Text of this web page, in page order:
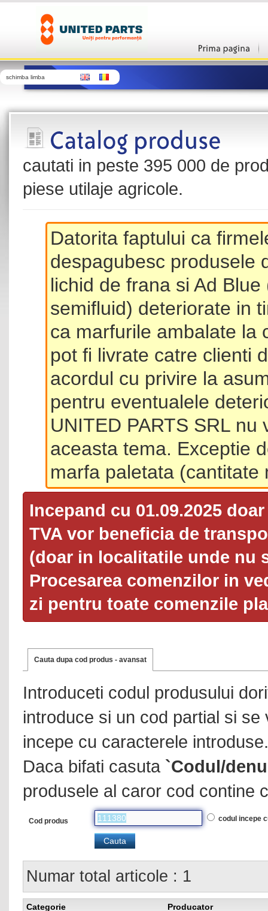
schimba limba
cautati in peste 395 000 de
piese utilaje agricole.
Datorita faptului ca
despagubesc produsele
lichid de frana si Ad
semifluid) deteriorate in
ca marfurile ambalate la
pot fi livrate catre clienti
acordul cu privire la
pentru eventualele
UNITED PARTS SRL
aceasta tema. Exceptie
marfa paletata (cantitate
Incepand cu 01.09.2025
TVA vor beneficia de
(doar in localitatile unde nu
Procesarea comenzilor in
zi pentru toate comenzile
Cauta dupa cod produs - avansat
Introduceti codul produsului
introduce si un cod partial si
incepe cu caracterele introduse.
Daca bifati casuta `Codul/
produsele al caror cod contine
Cod produs codul incepe
Numar total articole : 1
Categorie Producator